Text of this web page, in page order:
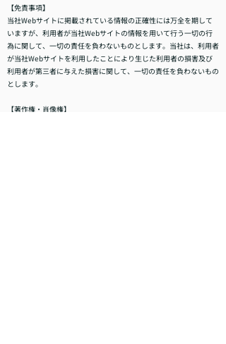
【免責事項】
当社Webサイトに掲載されている情報の正確性には万全を期して
いますが、利用者が当社Webサイトの情報を用いて行う一切の行
為に関して、一切の責任を負わないものとします。当社は、利用者
が当社Webサイトを利用したことにより生じた利用者の損害及び
利用者が第三者に与えた損害に関して、一切の責任を負わないもの
とします。
【著作権・肖像権】